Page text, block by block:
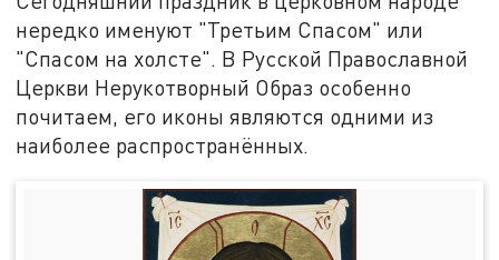
нередко именуют "Третьим Спасом" или
"Спасом на холсте". В Русской Православной
Церкви Нерукотворный Образ особенно
почитаем, его иконы являются одними из
наиболее распространённых.